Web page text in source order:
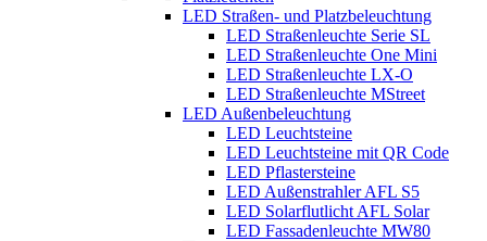
LED Straßen- und Platzbeleuchtung
LED Straßenleuchte Serie SL
LED Straßenleuchte One Mini
LED Straßenleuchte LX-O
LED Straßenleuchte MStreet
LED Außenbeleuchtung
LED Leuchtsteine
LED Leuchtsteine mit QR Code
LED Pflastersteine
LED Außenstrahler AFL S5
LED Solarflutlicht AFL Solar
LED Fassadenleuchte MW80